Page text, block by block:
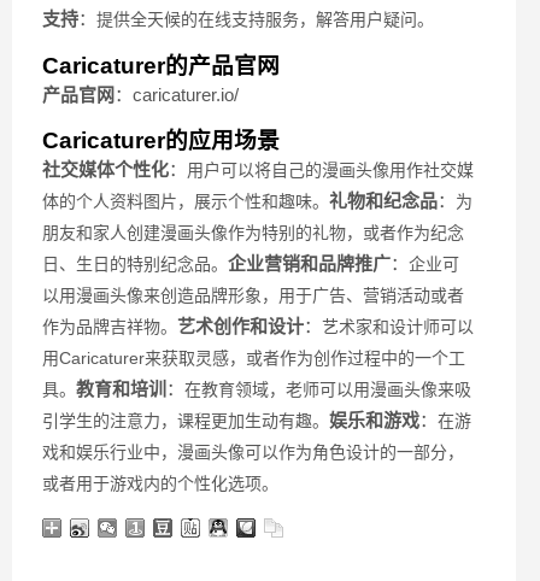
支持： 提供全天候的在线支持服务，解答用户疑问。
Caricaturer的产品官网
产品官网 ：caricaturer.io/
Caricaturer的应用场景
社交媒体个性化： 用户可以将自己的漫画头像用作社交媒
体的个人资料图片，展示个性和趣味。 礼物和纪念品： 为
朋友和家人创建漫画头像作为特别的礼物，或者作为纪念
日、生日的特别纪念品。 企业营销和品牌推广： 企业可
以用漫画头像来创造品牌形象，用于广告、营销活动或者
作为品牌吉祥物。 艺术创作和设计： 艺术家和设计师可以
用Caricaturer来获取灵感，或者作为创作过程中的一个工
具。 教育和培训 ： 在教育领域，老师可以用漫画头像来吸
引学生的注意力，课程更加生动有趣。 娱乐和游戏： 在游
戏和娱乐行业中，漫画头像可以作为角色设计的一部分，
或者用于游戏内的个性化选项。